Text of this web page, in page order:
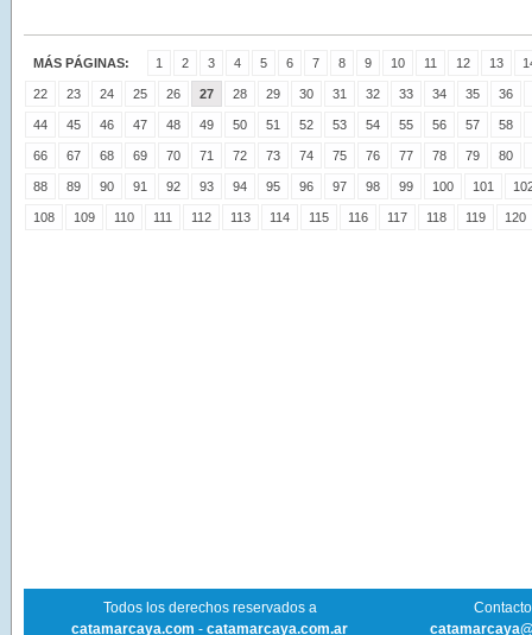
MÁS PÁGINAS: 1 2 3 4 5 6 7 8 9 10 11 12 13
22 23 24 25 26 27 28 29 30 31 32 33 34 35 36
44 45 46 47 48 49 50 51 52 53 54 55 56 57 58
66 67 68 69 70 71 72 73 74 75 76 77 78 79 80
88 89 90 91 92 93 94 95 96 97 98 99 100 101
108 109 110 111 112 113 114 115 116 117 118 119 120
Todos los derechos reservados a
catamarcaya.com - catamarcaya.com.ar